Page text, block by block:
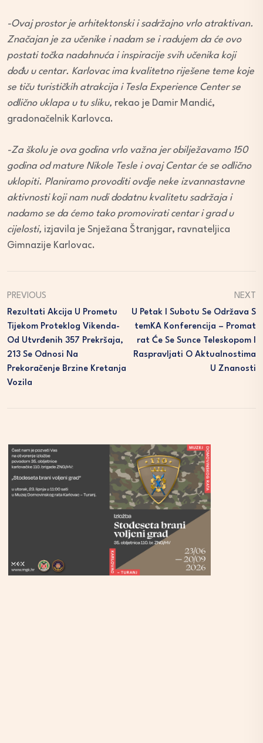
-Ovaj prostor je arhitektonski i sadržajno vrlo atraktivan.
Značajan je za učenike i nadam se i radujem da će ovo
postati točka nadahnuća i inspiracije svih učenika koji
dođu u centar. Karlovac ima kvalitetno riješene teme koje
se tiču turističkih atrakcija i Tesla Experience Center se
odlično uklapa u tu sliku, rekao je Damir Mandić,
gradonačelnik Karlovca.
-Za školu je ova godina vrlo važna jer obilježavamo 150
godina od mature Nikole Tesle i ovaj Centar će se odlično
uklopiti. Planiramo provoditi ovdje neke izvannastavne
aktivnosti koji nam nudi dodatnu kvalitetu sadržaja i
nadamo se da ćemo tako promovirati centar i grad u
cijelosti, izjavila je Snježana Štranjgar, ravnateljica
Gimnazije Karlovac.
PREVIOUS
Rezultati Akcija U Prometu
Tijekom Proteklog Vikenda-
Od Utvrđenih 357 Prekršaja,
213 Se Odnosi Na
Prekoračenje Brzine Kretanja
Vozila
NEXT
U Petak I Subotu Se Održava S
TemKA Konferencija – Promat
Rat Će Se Sunce Teleskopom I
Raspravljati O Aktualnostima
U Znanosti